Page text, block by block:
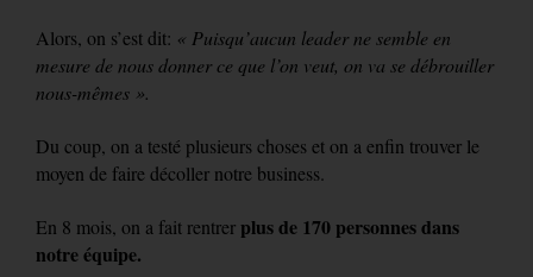
Alors, on s’est dit: « Puisqu’aucun leader ne semble en
mesure de nous donner ce que l’on veut, on va se débrouiller
nous-mêmes ».
Du coup, on a testé plusieurs choses et on a enfin trouver le
moyen de faire décoller notre business.
En 8 mois, on a fait rentrer plus de 170 personnes dans
notre équipe.